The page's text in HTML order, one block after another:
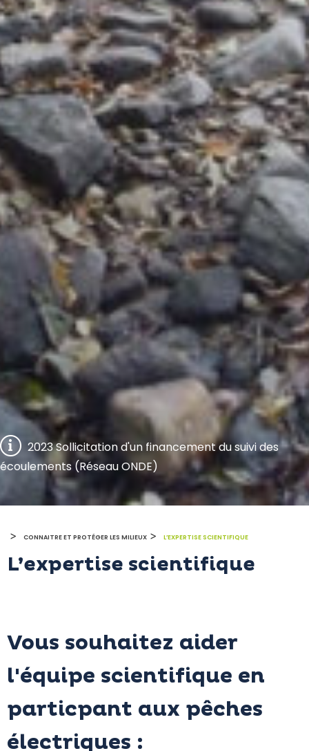
2023 Sollicitation d'un financement du suivi des
écoulements (Réseau ONDE)
> CONNAITRE ET PROTÉGER LES MILIEUX > L’EXPERTISE SCIENTIFIQUE
L’expertise scientifique
Vous souhaitez aider
l'équipe scientifique en
particpant aux pêches
électriques :